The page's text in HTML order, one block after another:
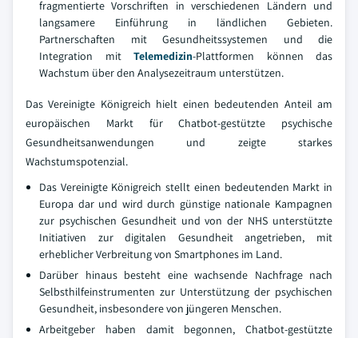
fragmentierte Vorschriften in verschiedenen Ländern und
langsamere Einführung in ländlichen Gebieten.
Partnerschaften mit Gesundheitssystemen und die
Integration mit Telemedizin-Plattformen können das
Wachstum über den Analysezeitraum unterstützen.
Das Vereinigte Königreich hielt einen bedeutenden Anteil am
europäischen Markt für Chatbot-gestützte psychische
Gesundheitsanwendungen und zeigte starkes
Wachstumspotenzial.
Das Vereinigte Königreich stellt einen bedeutenden Markt in
Europa dar und wird durch günstige nationale Kampagnen
zur psychischen Gesundheit und von der NHS unterstützte
Initiativen zur digitalen Gesundheit angetrieben, mit
erheblicher Verbreitung von Smartphones im Land.
Darüber hinaus besteht eine wachsende Nachfrage nach
Selbsthilfeinstrumenten zur Unterstützung der psychischen
Gesundheit, insbesondere von jüngeren Menschen.
Arbeitgeber haben damit begonnen, Chatbot-gestützte